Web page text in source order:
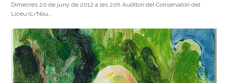
Dimecres 20 de juny de 2012 a les 20h Auditori del Conservatori del
Liceu (c/Nou…